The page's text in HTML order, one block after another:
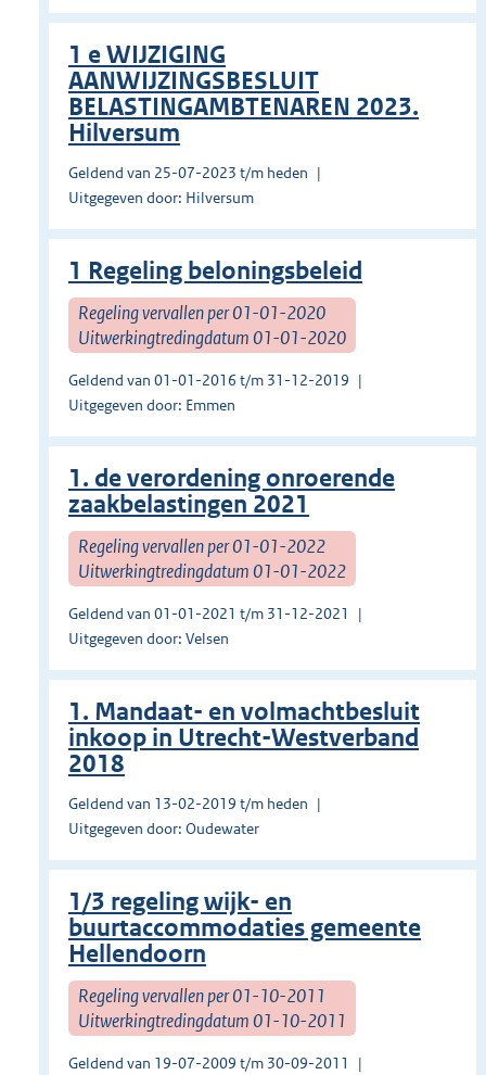
1 e WIJZIGING
AANWIJZINGSBESLUIT
BELASTINGAMBTENAREN 2023.
Hilversum
Geldend van 25-07-2023 t/m heden
Uitgegeven door: Hilversum
1 Regeling beloningsbeleid
Regeling vervallen per 01-01-2020
Uitwerkingtredingdatum 01-01-2020
Geldend van 01-01-2016 t/m 31-12-2019
Uitgegeven door: Emmen
1. de verordening onroerende
zaakbelastingen 2021
Regeling vervallen per 01-01-2022
Uitwerkingtredingdatum 01-01-2022
Geldend van 01-01-2021 t/m 31-12-2021
Uitgegeven door: Velsen
1. Mandaat- en volmachtbesluit
inkoop in Utrecht-Westverband
2018
Geldend van 13-02-2019 t/m heden
Uitgegeven door: Oudewater
1/3 regeling wijk- en
buurtaccommodaties gemeente
Hellendoorn
Regeling vervallen per 01-10-2011
Uitwerkingtredingdatum 01-10-2011
Geldend van 19-07-2009 t/m 30-09-2011